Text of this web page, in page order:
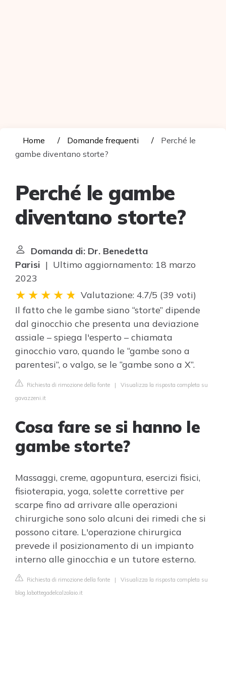
Home Domande frequenti
Perché le
gambe diventano storte?
Perché le gambe
diventano storte?
Domanda di: Dr. Benedetta
Parisi | Ultimo aggiornamento: 18 marzo
2023
Valutazione: 4.7/5 (39 voti)
Il fatto che le gambe siano “storte” dipende
dal ginocchio che presenta una deviazione
assiale – spiega l'esperto – chiamata
ginocchio varo, quando le “gambe sono a
parentesi”, o valgo, se le “gambe sono a X”.
Richiesta di rimozione della fonte | Visualizza la risposta completa su
gavazzeni.it
Cosa fare se si hanno le
gambe storte?
Massaggi, creme, agopuntura, esercizi fisici,
fisioterapia, yoga, solette correttive per
scarpe fino ad arrivare alle operazioni
chirurgiche sono solo alcuni dei rimedi che si
possono citare. L'operazione chirurgica
prevede il posizionamento di un impianto
interno alle ginocchia e un tutore esterno.
Richiesta di rimozione della fonte | Visualizza la risposta completa su
blog.labottegadelcalzolaio.it